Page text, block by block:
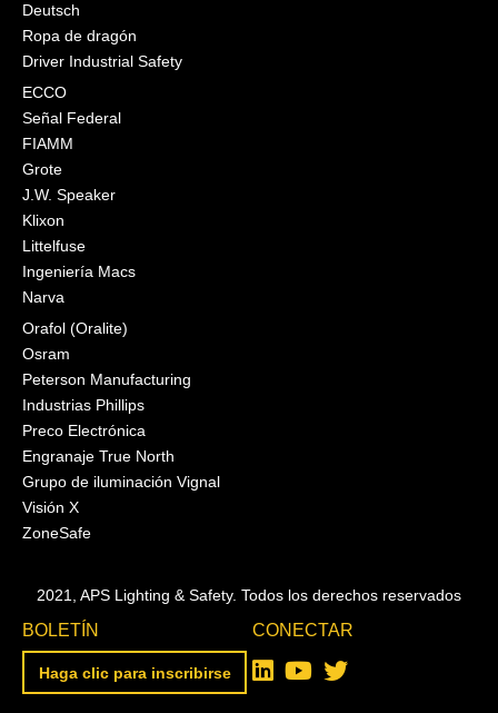
Deutsch
Ropa de dragón
Driver Industrial Safety
ECCO
Señal Federal
FIAMM
Grote
J.W. Speaker
Klixon
Littelfuse
Ingeniería Macs
Narva
Orafol (Oralite)
Osram
Peterson Manufacturing
Industrias Phillips
Preco Electrónica
Engranaje True North
Grupo de iluminación Vignal
Visión X
ZoneSafe
2021, APS Lighting & Safety. Todos los derechos reservados
BOLETÍN
Haga clic para inscribirse
CONECTAR